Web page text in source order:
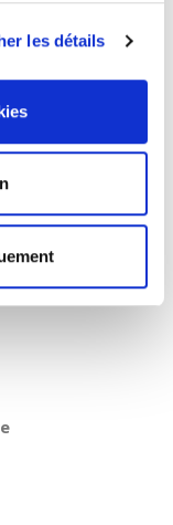
les détails